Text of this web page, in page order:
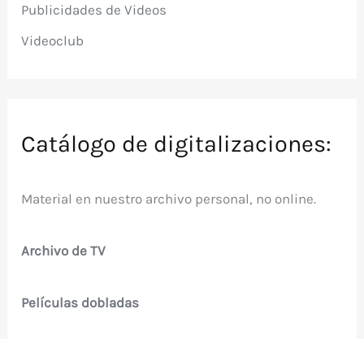
Publicidades de Videos
Videoclub
Catálogo de digitalizaciones:
Material en nuestro archivo personal, no online.
Archivo de TV
Películas dobladas